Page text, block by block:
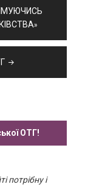
ОТГ!
потрібну і